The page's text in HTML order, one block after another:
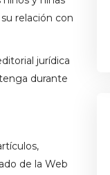
relación con
jurídica
durante
de la Web